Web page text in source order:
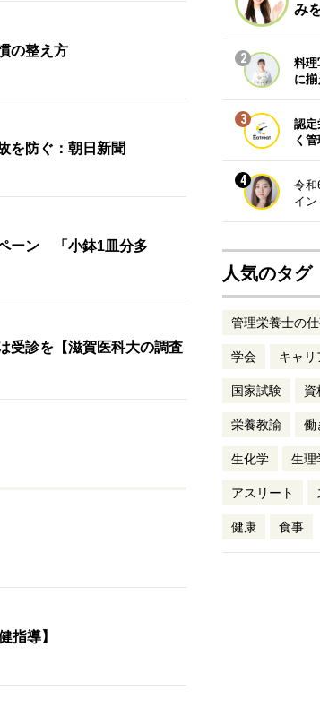
の整え方
を防ぐ：朝日新聞
ーン 「小鉢1皿分多
受診を【滋賀医科大の調査
指導】
み
2
料理
に
3
認定
く
4
令和
イン
人気のタグ
管理栄養士の
学会 キャリ
国家試験 資
栄養教諭 働
生化学 生理
アスリート
健康 食事